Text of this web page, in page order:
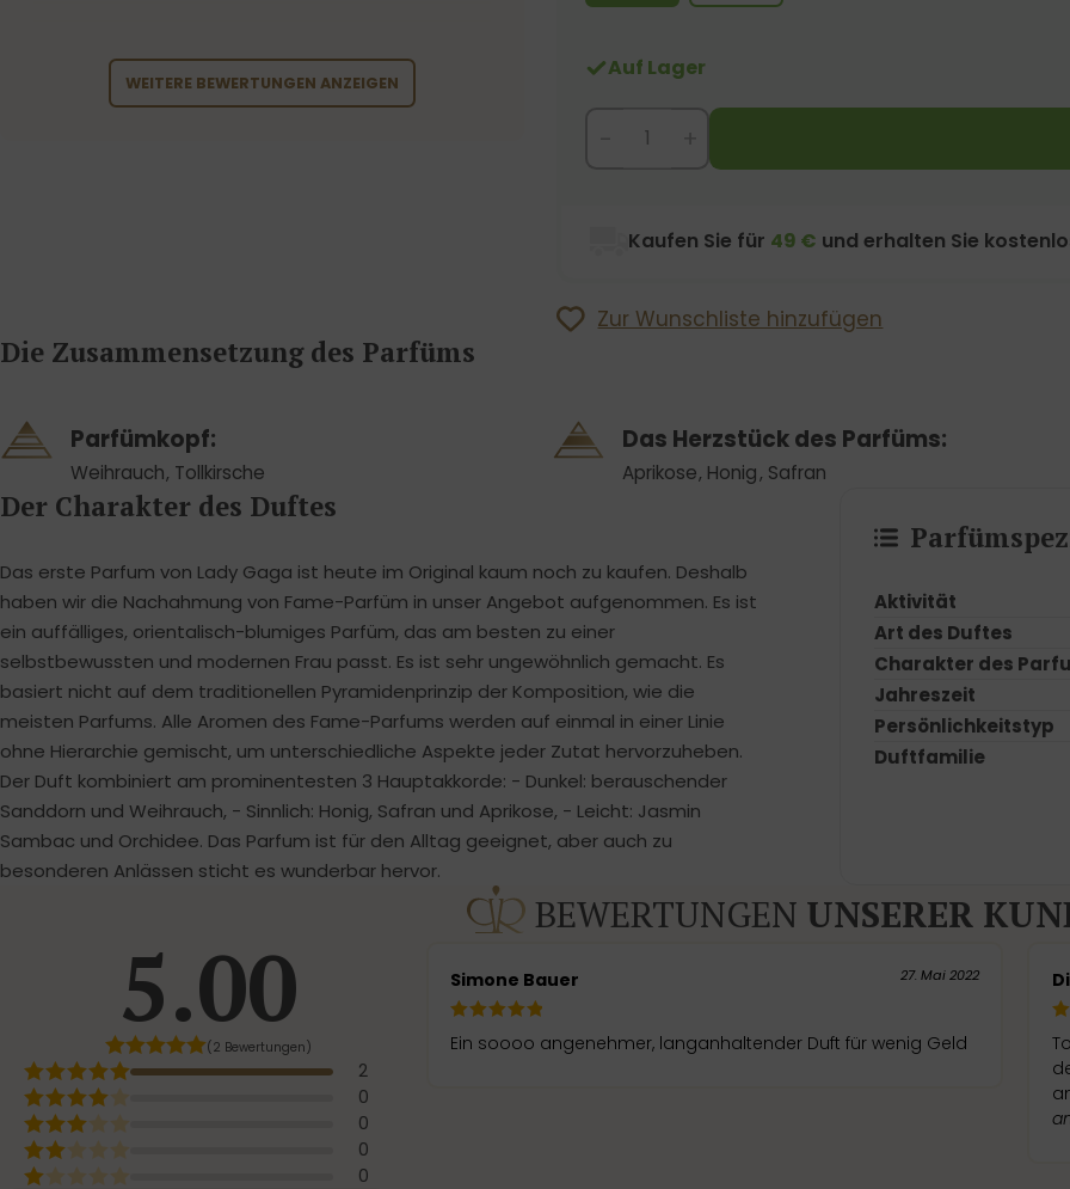
WEITERE BEWERTUNGEN ANZEIGEN
Auf Lager
Kaufen Sie für 49 € und erhalten Sie
Zur Wunschliste hinzufügen
Die Zusammensetzung des Parfüms
Parfümkopf:
Weihrauch, Tollkirsche
Das Herzstück des Parfüms:
Aprikose, Honig, Safran
Der Charakter des Duftes
Das erste Parfum von Lady Gaga ist heute im Original kaum noch zu kaufen. Deshalb
haben wir die Nachahmung von Fame-Parfüm in unser Angebot aufgenommen. Es ist
ein auffälliges, orientalisch-blumiges Parfüm, das am besten zu einer
selbstbewussten und modernen Frau passt. Es ist sehr ungewöhnlich gemacht. Es
basiert nicht auf dem traditionellen Pyramidenprinzip der Komposition, wie die
meisten Parfums. Alle Aromen des Fame-Parfums werden auf einmal in einer Linie
ohne Hierarchie gemischt, um unterschiedliche Aspekte jeder Zutat hervorzuheben.
Der Duft kombiniert am prominentesten 3 Hauptakkorde: - Dunkel: berauschender
Sanddorn und Weihrauch, - Sinnlich: Honig, Safran und Aprikose, - Leicht: Jasmin
Sambac und Orchidee. Das Parfum ist für den Alltag geeignet, aber auch zu
besonderen Anlässen sticht es wunderbar hervor.
Aktivität
Art des Duftes
Charakter des
Jahreszeit
Persönlichkeitstyp
Duftfamilie
BEWERTUNGEN UNSERER
5.00
(2 Bewertungen)
2
0
0
0
0
Simone Bauer 27. Mai 2022
Ein soooo angenehmer, langanhaltender Duft für wenig Geld